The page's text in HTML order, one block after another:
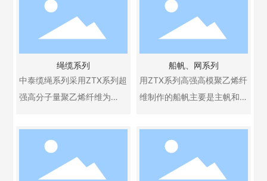
料中。ZTX系列高强高模聚乙
烯纤维机织物和针织物在防
割手套、击剑服、防护服以
及扫雷服中发挥了良好的保
护作用。同时，其优良的耐
中，ZTX系列超高分子量聚乙
烯纤维能吸收冲击能量，可
避免出现玻璃纤维或碳纤维
能。整体防护面积为0.7m²，
其中防护插板防护面积为0.1
m²。扫雷服整体重量小于5k
g，规格大小可任意调节，穿
着舒适轻便，适合全天候作
相关防护装备销售、出口需
遵守国家两用物项及军品出
口管制法规。
绳缆系列
中泰缆绳系列采用ZTX系列超
强高分子量聚乙烯纤维为
制作而成。ZTX系列超高分子
量聚乙烯纤维缆绳是市场上
比强度的缆绳，伸长仅比钢
船帆、网系列
用ZTX系列高强高模聚乙烯纤
维制作的船帆主要是主帆和
网。它具有强度高、伸长
低、结节强度高、重量轻、
防曝晒、防海水浸浊、使用